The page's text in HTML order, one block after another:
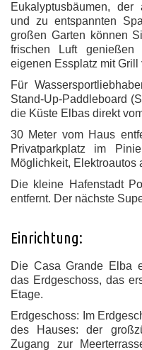
Eukalyptusbäumen, der
und zu entspannten
großen Garten können
frischen Luft genießen
eigenen Essplatz mit Grill
Für
Stand-Up-Paddleboard
die Küste Elbas direkt
30 Meter vom Haus
Privatparkplatz im
Möglichkeit, Elektroautos
Die kleine Hafenstadt
entfernt. Der nächste
Einrichtung:
Die Casa Grande Elba
das Erdgeschoss, das
Etage.
Erdgeschoss:
Im
des Hauses: der
Zugang zur